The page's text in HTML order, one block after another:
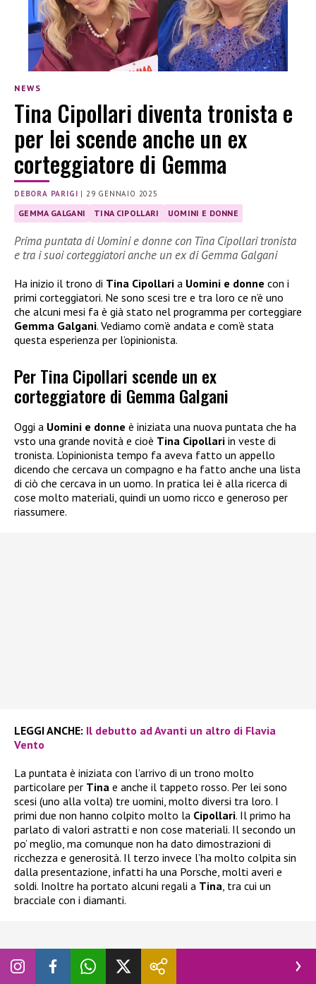
NEWS
Tina Cipollari diventa tronista e
per lei scende anche un ex
corteggiatore di Gemma
DEBORA PARIGI | 29 GENNAIO 2025
GEMMA GALGANI TINA CIPOLLARI UOMINI E DONNE
Prima puntata di Uomini e donne con Tina Cipollari tronista
e tra i suoi corteggiatori anche un ex di Gemma Galgani
Ha inizio il trono di Tina Cipollari a Uomini e donne con i
primi corteggiatori. Ne sono scesi tre e tra loro ce n’è uno
che alcuni mesi fa è già stato nel programma per corteggiare
Gemma Galgani. Vediamo com’è andata e com’è stata
questa esperienza per l’opinionista.
Per Tina Cipollari scende un ex
corteggiatore di Gemma Galgani
Oggi a Uomini e donne è iniziata una nuova puntata che ha
vsto una grande novità e cioè Tina Cipollari in veste di
tronista. L’opinionista tempo fa aveva fatto un appello
dicendo che cercava un compagno e ha fatto anche una lista
di ciò che cercava in un uomo. In pratica lei è alla ricerca di
cose molto materiali, quindi un uomo ricco e generoso per
riassumere.
LEGGI ANCHE: Il debutto ad Avanti un altro di Flavia
Vento
La puntata è iniziata con l’arrivo di un trono molto
particolare per Tina e anche il tappeto rosso. Per lei sono
scesi (uno alla volta) tre uomini, molto diversi tra loro. I
primi due non hanno colpito molto la Cipollari. Il primo ha
parlato di valori astratti e non cose materiali. Il secondo un
po’ meglio, ma comunque non ha dato dimostrazioni di
ricchezza e generosità. Il terzo invece l’ha molto colpita sin
dalla presentazione, infatti ha una Porsche, molti averi e
soldi. Inoltre ha portato alcuni regali a Tina , tra cui un
bracciale con i diamanti.